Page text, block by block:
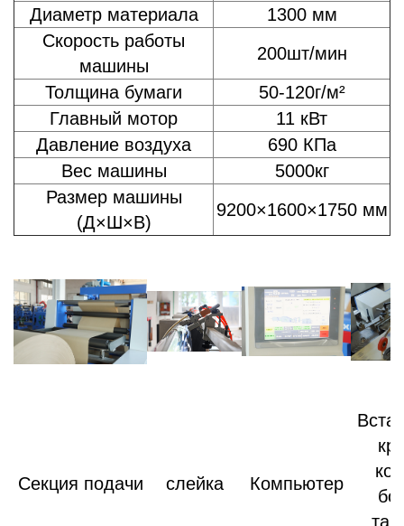
Диаметр материала
1300 мм
Скорость работы
машины
200шт/мин
Толщина бумаги
50-120г/м²
Главный мотор
11 кВт
Давление воздуха
690 КПа
Вес машины
5000кг
Размер машины
(Д×Ш×В)
9200×1600×1750 мм
Секция подачи слейка Компьютер